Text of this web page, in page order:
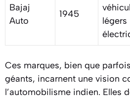
Bajaj
Auto
1945
légers
Ces marques, bien que
géants, incarnent une vision
l’automobilisme indien. Elles